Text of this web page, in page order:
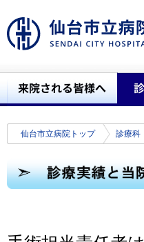
仙台市立病院トップ 診療科